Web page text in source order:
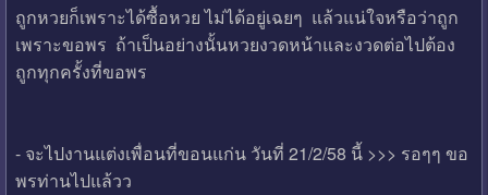
ถูกหวยก็เพราะได้ซื้อหวย ไม่ได้อยู่เฉยๆ แล้วแน่ใจหรือว่าถูก
เพราะขอพร ถ้าเป็นอย่างนั้นหวยงวดหน้าและงวดต่อไปต้อง
ถูกทุกครั้งที่ขอพร
- จะไปงานแต่งเพื่อนที่ขอนแก่น วันที่ 21/2/58 นี้ >>> รอๆๆ ขอ
พรท่านไปแล้วว